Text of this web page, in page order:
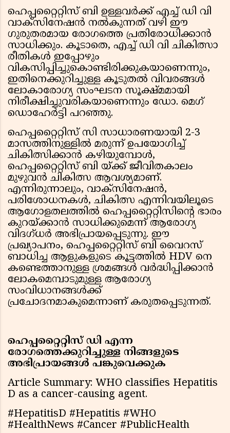
ഹെപ്പറ്റൈറ്റിസ് ബി ഉള്ളവർക്ക് എച്ച് ഡി വി
വാക്സിനേഷൻ നൽകുന്നത് വഴി ഈ
ഗുരുതരമായ രോഗത്തെ പ്രതിരോധിക്കാൻ
സാധിക്കും. കൂടാതെ, എച്ച് ഡി വി ചികിത്സാ
രീതികൾ ഇപ്പോഴും
വികസിപ്പിച്ചുകൊണ്ടിരിക്കുകയാണെന്നും,
ഇതിനെക്കുറിച്ചുള്ള കൂടുതൽ വിവരങ്ങൾ
ലോകാരോഗ്യ സംഘടന സൂക്ഷ്മമായി
നിരീക്ഷിച്ചുവരികയാണെന്നും ഡോ. മെഗ്
ഡൊഹേർട്ടി പറഞ്ഞു.
ഹെപ്പറ്റൈറ്റിസ് സി സാധാരണയായി 2-3
മാസത്തിനുള്ളിൽ മരുന്ന് ഉപയോഗിച്ച്
ചികിത്സിക്കാൻ കഴിയുമ്പോൾ,
ഹെപ്പറ്റൈറ്റിസ് ബി യ്ക്ക് ജീവിതകാലം
മുഴുവൻ ചികിത്സ ആവശ്യമാണ്.
എന്നിരുന്നാലും, വാക്സിനേഷൻ,
പരിശോധനകൾ, ചികിത്സ എന്നിവയിലൂടെ
ആഗോളതലത്തിൽ ഹെപ്പറ്റൈറ്റിസിന്റെ ഭാരം
കുറയ്ക്കാൻ സാധിക്കുമെന്ന് ആരോഗ്യ
വിദഗ്ധർ അഭിപ്രായപ്പെടുന്നു. ഈ
പ്രഖ്യാപനം, ഹെപ്പറ്റൈറ്റിസ് ബി വൈറസ്
ബാധിച്ച ആളുകളുടെ കൂട്ടത്തിൽ HDV നെ
കണ്ടെത്താനുള്ള ശ്രമങ്ങൾ വർദ്ധിപ്പിക്കാൻ
ലോകമെമ്പാടുമുള്ള ആരോഗ്യ
സംവിധാനങ്ങൾക്ക്
പ്രചോദനമാകുമെന്നാണ് കരുതപ്പെടുന്നത്.
ഹെപ്പറ്റൈറ്റിസ് ഡി എന്ന
രോഗത്തെക്കുറിച്ചുള്ള നിങ്ങളുടെ
അഭിപ്രായങ്ങൾ പങ്കുവെക്കുക
Article Summary: WHO classifies Hepatitis
D as a cancer-causing agent.
#HepatitisD #Hepatitis #WHO
#HealthNews #Cancer #PublicHealth